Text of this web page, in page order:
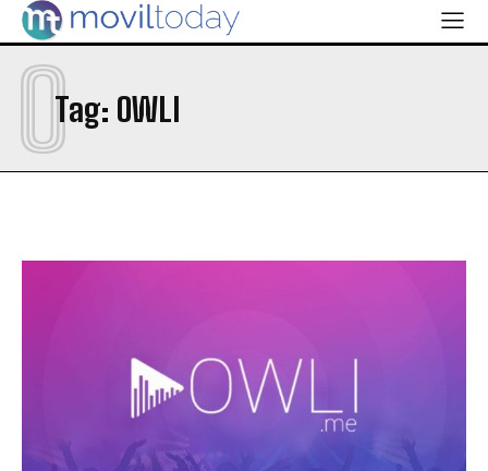
Tag: OWLI
O